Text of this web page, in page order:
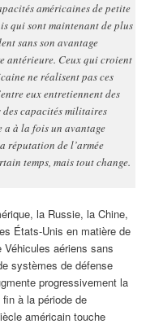
américaines de petite
qui sont maintenant de plus
sans son avantage
antérieure. Ceux qui croient
ne réalisent pas ces
eux entretiennent des
capacités militaires
a à la fois un avantage
réputation de l’armée
temps, mais tout change.
la Russie, la Chine,
États-Unis en matière de
aériens sans
systèmes de défense
progressivement la
à la période de
américain touche